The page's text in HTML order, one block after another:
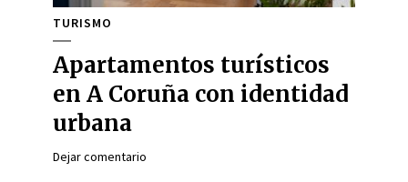
TURISMO
Apartamentos turísticos
en A Coruña con identidad
urbana
Dejar comentario